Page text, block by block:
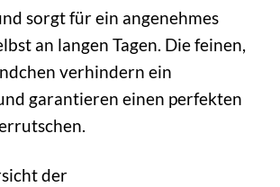
sorgt für ein angenehmes
an langen Tagen. Die feinen,
verhindern ein
garantieren einen perfekten
der